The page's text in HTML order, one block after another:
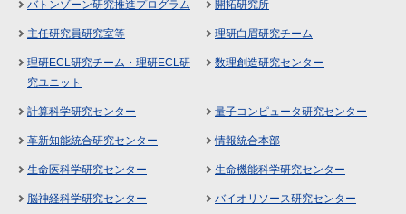
バトンゾーン研究推進プログラム 開拓研究所
主任研究員研究室等 理研白眉研究チーム
理研ECL研究チーム・理研ECL研
究ユニット
数理創造研究センター
計算科学研究センター 量子コンピュータ研究センター
革新知能統合研究センター 情報統合本部
生命医科学研究センター 生命機能科学研究センター
脳神経科学研究センター バイオリソース研究センター